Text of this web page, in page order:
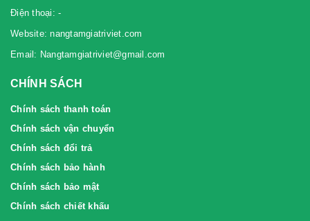
Điện thoại: -
Website: nangtamgiatriviet.com
Email: Nangtamgiatriviet@gmail.com
CHÍNH SÁCH
Chính sách thanh toán
Chính sách vận chuyển
Chính sách đổi trả
Chính sách bảo hành
Chính sách bảo mật
Chính sách chiết khấu